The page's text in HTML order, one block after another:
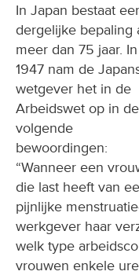
In Japan bestaat
dergelijke bepaling
meer dan 75 jaar. In
1947 nam de
wetgever het in de
Arbeidswet op in de
volgende
bewoordingen:
“Wanneer een
die last heeft van
pijnlijke
werkgever haar
welk type
vrouwen enkele